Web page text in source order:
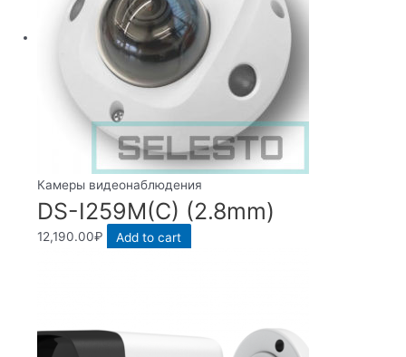
Камеры видеонаблюдения
DS-I259M(C) (2.8mm)
12,190.00₽ Add to cart